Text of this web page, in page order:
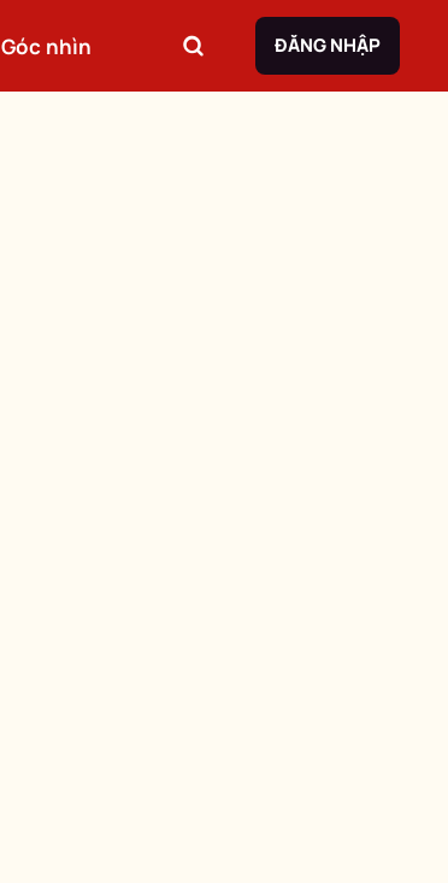
Góc nhìn ĐĂNG NHẬP